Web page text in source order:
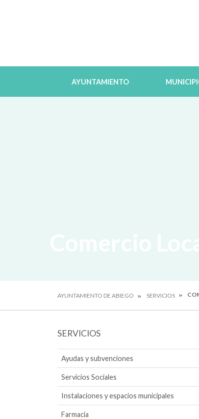
AYUNTAMIENTO
AYUNTAMIENTO DE ABIEGO SERVICIOS
SERVICIOS
Ayudas y subvenciones
Servicios Sociales
Instalaciones y espacios municipales
Farmacia